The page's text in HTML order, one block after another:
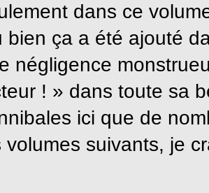
dans ce
bien ça a été ajouté
négligence
! » dans toute sa
ici que de
volumes suivants, je